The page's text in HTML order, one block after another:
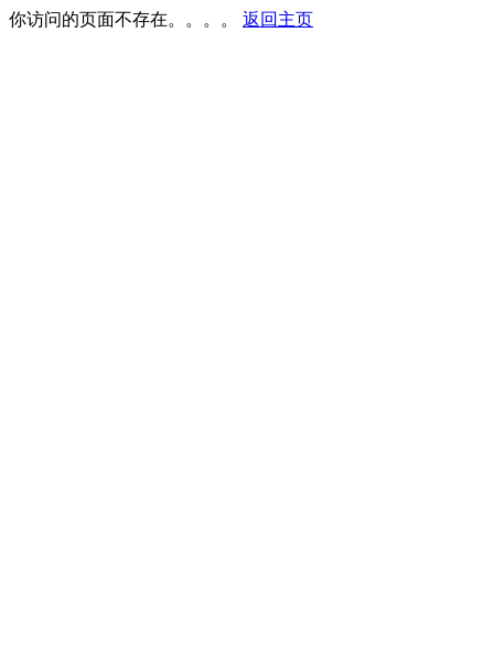
你访问的页面不存在。。。。 返回主页